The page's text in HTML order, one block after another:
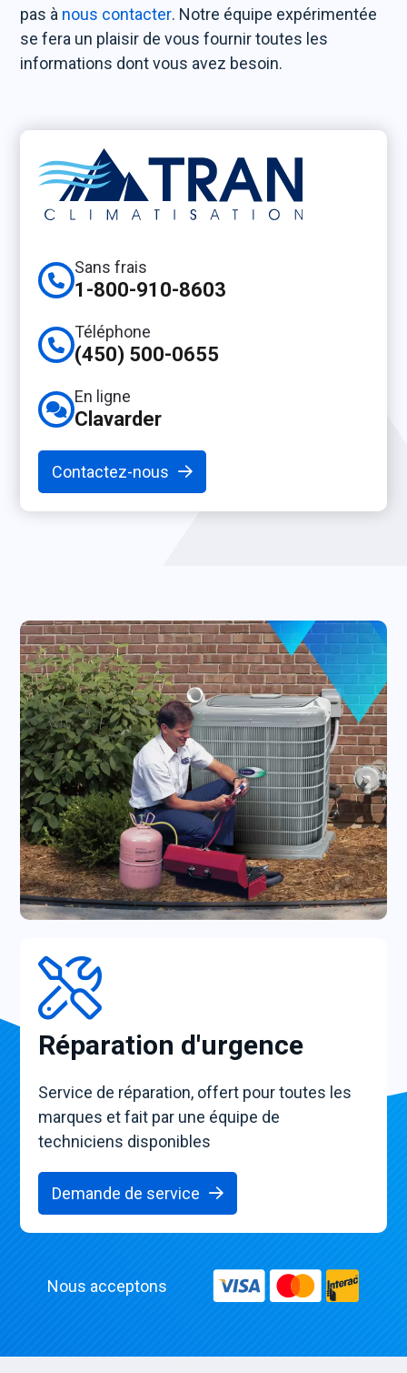
pas à nous contacter. Notre équipe expérimentée
se fera un plaisir de vous fournir toutes les
informations dont vous avez besoin.
Sans frais
1-800-910-8603
Téléphone
(450) 500-0655
En ligne
Clavarder
Contactez-nous
Réparation d'urgence
Service de réparation, offert pour toutes les
marques et fait par une équipe de
techniciens disponibles
Demande de service
Nous acceptons